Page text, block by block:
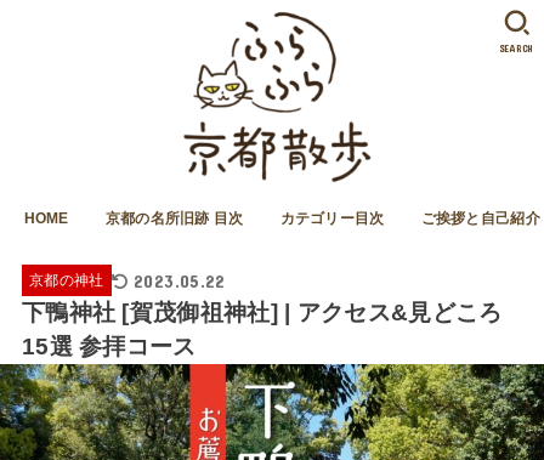
HOME 京都の名所旧跡 目次 カテゴリー目次 ご挨拶と自己紹介
SEARCH
京都の神社 2023.05.22
下鴨神社 [賀茂御祖神社] | アクセス&見どころ
15選 参拝コース